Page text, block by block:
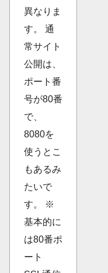
異なりま
す。 通
常サイト
公開は、
ポート番
号が80番
で、
8080を
使うとこ
もあるみ
たいで
す。 ※
基本的に
は80番ポ
ート